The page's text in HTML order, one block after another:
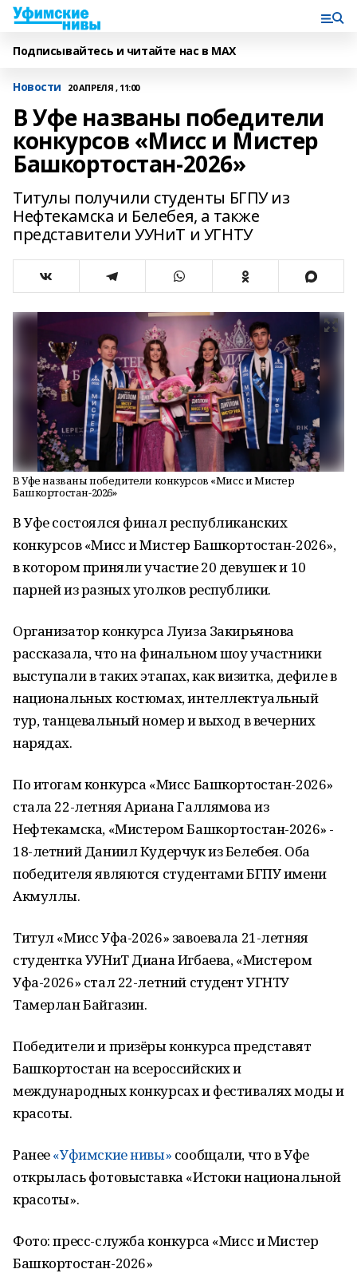
Подписывайтесь и читайте нас в MAX
Новости 20 АПРЕЛЯ , 11:00
В Уфе названы победители
конкурсов «Мисс и Мистер
Башкортостан-2026»
Титулы получили студенты БГПУ из
Нефтекамска и Белебея, а также
представители УУНиТ и УГНТУ
В Уфе названы победители конкурсов «Мисс и Мистер
Башкортостан-2026»
В Уфе состоялся финал республиканских
конкурсов «Мисс и Мистер Башкортостан-2026»,
в котором приняли участие 20 девушек и 10
парней из разных уголков республики.
Организатор конкурса Луиза Закирьянова
рассказала, что на финальном шоу участники
выступали в таких этапах, как визитка, дефиле в
национальных костюмах, интеллектуальный
тур, танцевальный номер и выход в вечерних
нарядах.
По итогам конкурса «Мисс Башкортостан-2026»
стала 22-летняя Ариана Галлямова из
Нефтекамска, «Мистером Башкортостан-2026» -
18-летний Даниил Кудерчук из Белебея. Оба
победителя являются студентами БГПУ имени
Акмуллы.
Титул «Мисс Уфа-2026» завоевала 21-летняя
студентка УУНиТ Диана Игбаева, «Мистером
Уфа-2026» стал 22-летний студент УГНТУ
Тамерлан Байгазин.
Победители и призёры конкурса представят
Башкортостан на всероссийских и
международных конкурсах и фестивалях моды и
красоты.
Ранее«Уфимские нивы» сообщали, что в Уфе
открылась фотовыставка «Истоки национальной
красоты».
Фото: пресс-служба конкурса «Мисс и Мистер
Башкортостан-2026»